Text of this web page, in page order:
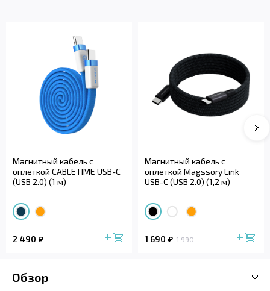
Магнитный кабель с
оплёткой CABLETIME USB-C
(USB 2.0) (1 м)
2 490
Магнитный кабель с
оплёткой Magssory Link
USB-C (USB 2.0) (1,2 м)
1 690 1 990
Обзор